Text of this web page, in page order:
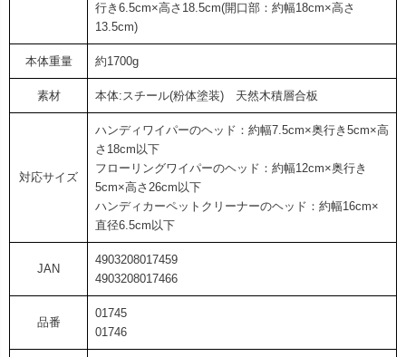
行き6.5cm×高さ18.5cm(開口部：約幅18cm×高さ
13.5cm)
本体重量 約1700g
素材 本体:スチール(粉体塗装) 天然木積層合板
対応サイズ
ハンディワイパーのヘッド：約幅7.5cm×奥行き5cm×高
さ18cm以下
フローリングワイパーのヘッド：約幅12cm×奥行き
5cm×高さ26cm以下
ハンディカーペットクリーナーのヘッド：約幅16cm×
直径6.5cm以下
JAN
4903208017459
4903208017466
品番
01745
01746